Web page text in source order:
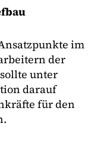
im
der
unter
darauf
für den